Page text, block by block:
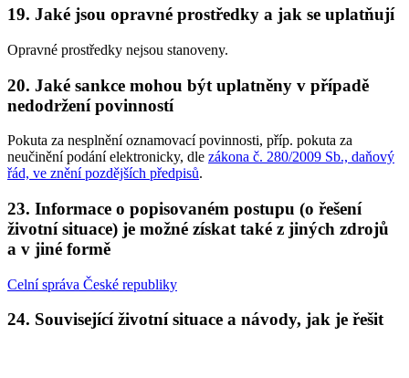
19. Jaké jsou opravné prostředky a jak se uplatňují
Opravné prostředky nejsou stanoveny.
20. Jaké sankce mohou být uplatněny v případě
nedodržení povinností
Pokuta za nesplnění oznamovací povinnosti, příp. pokuta za
neučinění podání elektronicky, dle zákona č. 280/2009 Sb., daňový
řád, ve znění pozdějších předpisů.
23. Informace o popisovaném postupu (o řešení
životní situace) je možné získat také z jiných zdrojů
a v jiné formě
Celní správa České republiky
24. Související životní situace a návody, jak je řešit